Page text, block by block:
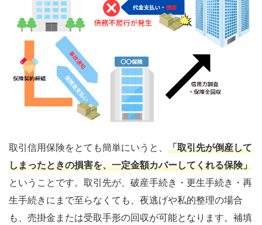
取引信用保険をとても簡単にいうと、 「取引先が倒産して
しまったときの損害を、一定金額カバーしてくれる保険」
ということです。取引先が、破産手続き・更生手続き・再
生手続きにまで至らなくても、夜逃げや私的整理の場合
も、売掛金または受取手形の回収が可能となります。補填